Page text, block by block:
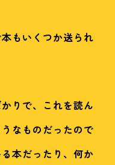
もいくつか送られ
りで、これを読ん
なものだったので
本だったり、何か